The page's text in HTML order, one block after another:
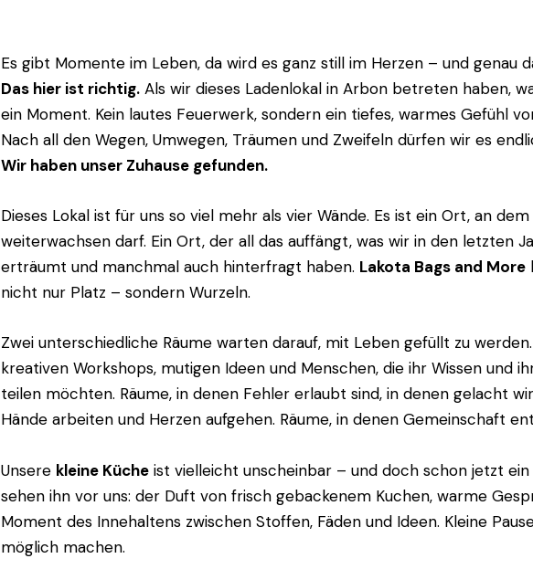
Es gibt Momente im Leben, da wird es ganz still im Herzen – und genau
Das hier ist richtig.Als wir dieses Ladenlokal in Arbon betreten haben,
ein Moment. Kein lautes Feuerwerk, sondern ein tiefes, warmes Gefühl
Nach all den Wegen, Umwegen, Träumen und Zweifeln dürfen wir es
Wir haben unser Zuhause gefunden.
Dieses Lokal ist für uns so viel mehr als vier Wände. Es ist ein Ort, an
weiterwachsen darf. Ein Ort, der all das auffängt, was wir in den letzten
erträumt und manchmal auch hinterfragt haben. Lakota Bags and More
nicht nur Platz – sondern Wurzeln.
Zwei unterschiedliche Räume warten darauf, mit Leben gefüllt zu
kreativen Workshops, mutigen Ideen und Menschen, die ihr Wissen und
teilen möchten. Räume, in denen Fehler erlaubt sind, in denen gelacht
Hände arbeiten und Herzen aufgehen. Räume, in denen Gemeinschaft
Unsere kleine Kücheist vielleicht unscheinbar – und doch schon jetzt ein
sehen ihn vor uns: der Duft von frisch gebackenem Kuchen, warme
Moment des Innehaltens zwischen Stoffen, Fäden und Ideen. Kleine
möglich machen.